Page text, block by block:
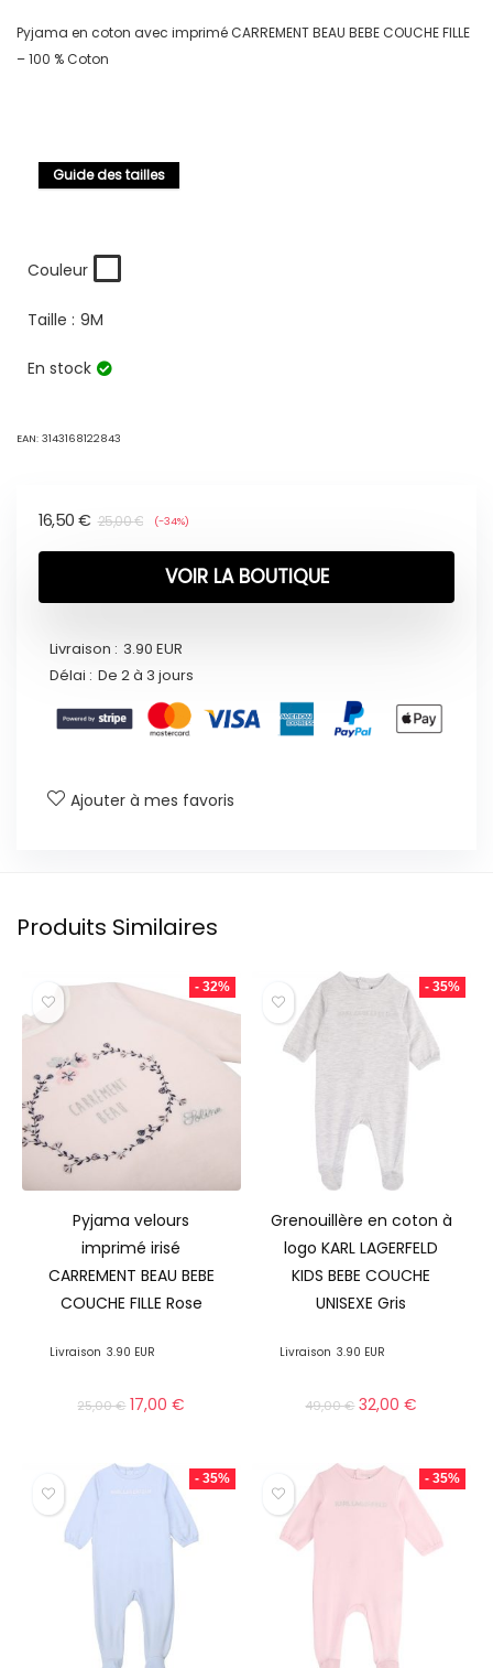
Pyjama en coton avec imprimé CARREMENT BEAU BEBE COUCHE FILLE
– 100 % Coton
Guide des tailles
Couleur
Taille : 9M
En stock
EAN: 3143168122843
25,00€
16,50 € (-34%)
VOIR LA BOUTIQUE
Livraison : 3.90 EUR
Délai : De 2 à 3 jours
Ajouter à mes favoris
Produits Similaires
- 32%
Pyjama velours
imprimé irisé
CARREMENT BEAU BEBE
COUCHE FILLE Rose
Livraison 3.90 EUR
25,00€ 17,00€
- 35%
Grenouillère en coton à
logo KARL LAGERFELD
KIDS BEBE COUCHE
UNISEXE Gris
Livraison 3.90 EUR
49,00€ 32,00€
- 35% - 35%